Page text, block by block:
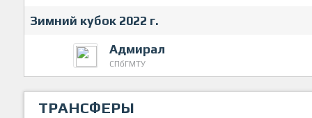
Зимний кубок 2022 г.
Адмирал
СПбГМТУ
ТРАНСФЕРЫ